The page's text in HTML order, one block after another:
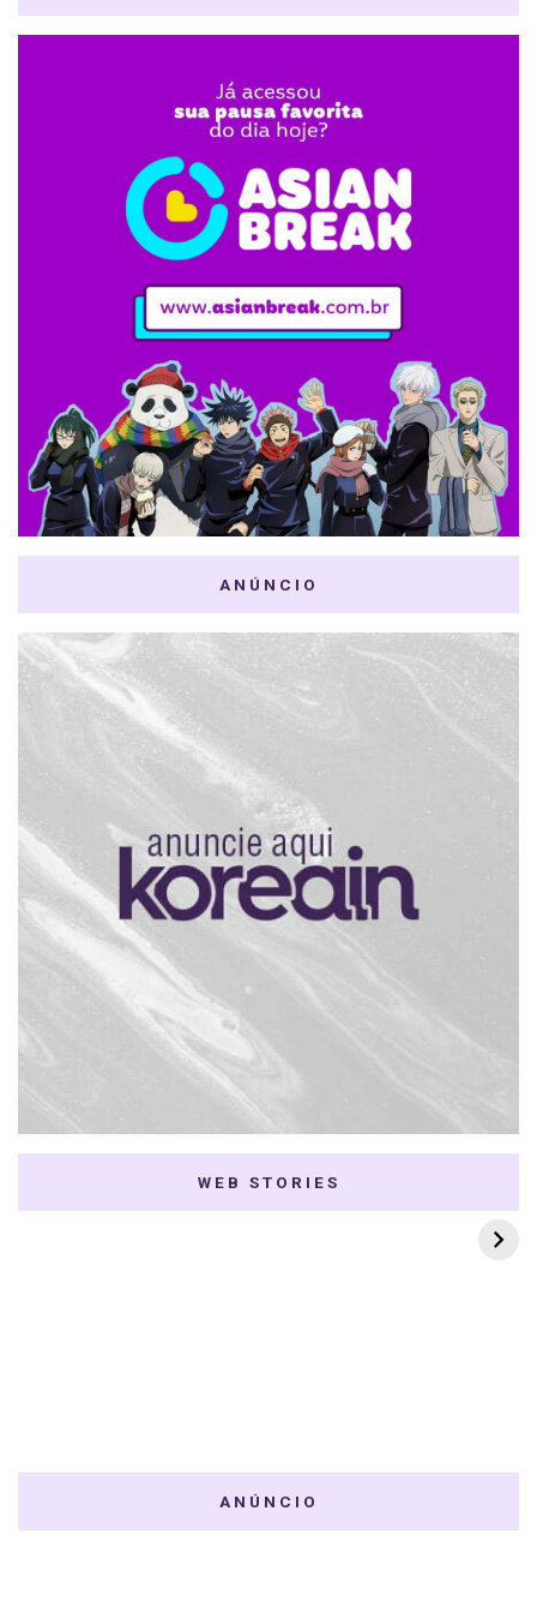
ANÚNCIO
WEB STORIES
7 K-dramas Enemies
to Lovers
Thai Dramas com
First e Khaotung
ANÚNCIO